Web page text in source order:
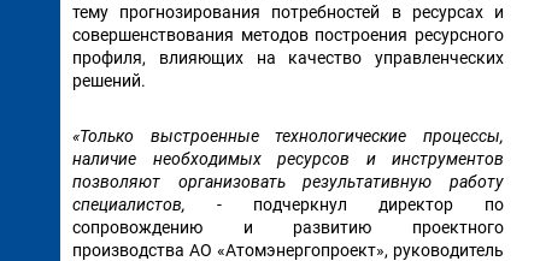
тему прогнозирования потребностей в ресурсах и
совершенствования методов построения ресурсного
профиля, влияющих на качество управленческих
решений.
«Только выстроенные технологические процессы,
наличие необходимых ресурсов и инструментов
позволяют организовать результативную работу
специалистов, - подчеркнул директор по
сопровождению и развитию проектного
производства АО «Атомэнергопроект», руководитель